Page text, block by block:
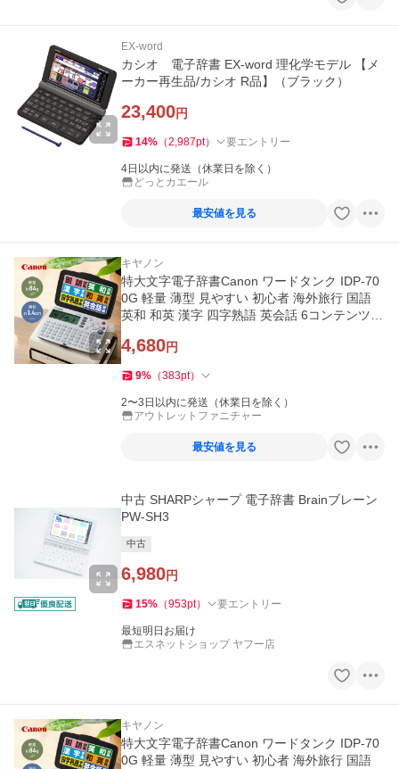
EX-word
カシオ 電子辞書 EX-word 理化学モデル 【メ
ーカー再生品/カシオ R品】（ブラック）
23,400円
14% （2,987pt） 要エントリー
4日以内に発送（休業日を除く）
どっとカエール
最安値を見る
キヤノン
特大文字電子辞書Canon ワードタンク IDP-70
0G 軽量 薄型 見やすい 初心者 海外旅行 国語
英和 和英 漢字 四字熟語 英会話 6コンテンツ
4,680円
9% （383pt）
2〜3日以内に発送（休業日を除く）
アウトレットファニチャー
最安値を見る
中古 SHARPシャープ 電子辞書 Brainブレーン
PW-SH3
中古
6,980円
15% （953pt） 要エントリー
最短明日お届け
エスネットショップ ヤフー店
キヤノン
特大文字電子辞書Canon ワードタンク IDP-70
0G 軽量 薄型 見やすい 初心者 海外旅行 国語